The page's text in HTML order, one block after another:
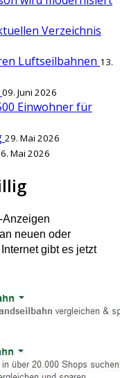
Verzeichnis
Luftseilbahnen 13.
09. Juni 2026
Einwohner für
29. Mai 2026
Mai 2026
Anzeigen
neuen oder
gibt es jetzt